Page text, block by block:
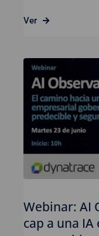
Ver
Webinar: AI
cap a una